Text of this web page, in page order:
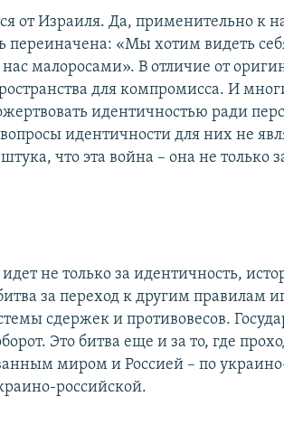
от Израиля. Да, применительно к
переиначена: «Мы хотим видеть
малоросами». В отличие от
для компромисса. И
идентичностью ради
идентичности для них не
что эта война – она не только
не только за идентичность,
за переход к другим правилам
сдержек и противовесов.
Это битва еще и за то, где
миром и Россией – по
российской.